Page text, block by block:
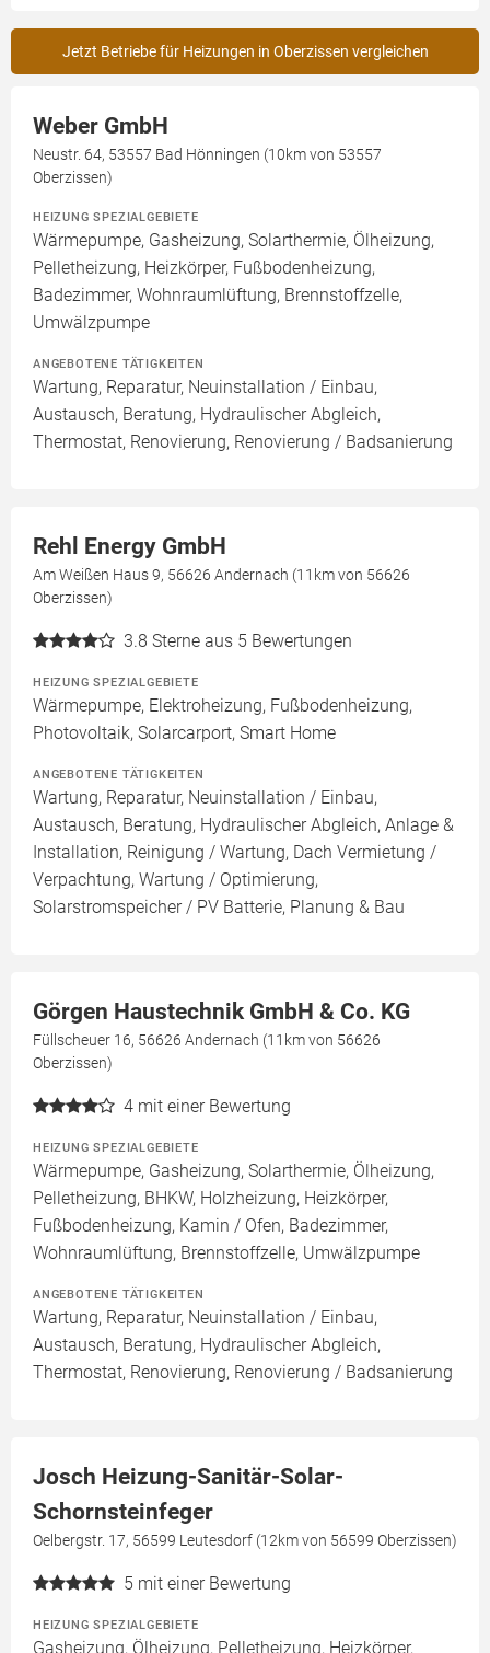
Jetzt Betriebe für Heizungen in Oberzissen vergleichen
Weber GmbH
Neustr. 64, 53557 Bad Hönningen (10km von 53557
Oberzissen)
HEIZUNG SPEZIALGEBIETE
Wärmepumpe, Gasheizung, Solarthermie, Ölheizung,
Pelletheizung, Heizkörper, Fußbodenheizung,
Badezimmer, Wohnraumlüftung, Brennstoffzelle,
Umwälzpumpe
ANGEBOTENE TÄTIGKEITEN
Wartung, Reparatur, Neuinstallation / Einbau,
Austausch, Beratung, Hydraulischer Abgleich,
Thermostat, Renovierung, Renovierung / Badsanierung
Rehl Energy GmbH
Am Weißen Haus 9, 56626 Andernach (11km von 56626
Oberzissen)
3.8 Sterne aus 5 Bewertungen
HEIZUNG SPEZIALGEBIETE
Wärmepumpe, Elektroheizung, Fußbodenheizung,
Photovoltaik, Solarcarport, Smart Home
ANGEBOTENE TÄTIGKEITEN
Wartung, Reparatur, Neuinstallation / Einbau,
Austausch, Beratung, Hydraulischer Abgleich, Anlage &
Installation, Reinigung / Wartung, Dach Vermietung /
Verpachtung, Wartung / Optimierung,
Solarstromspeicher / PV Batterie, Planung & Bau
Görgen Haustechnik GmbH & Co. KG
Füllscheuer 16, 56626 Andernach (11km von 56626
Oberzissen)
4 mit einer Bewertung
HEIZUNG SPEZIALGEBIETE
Wärmepumpe, Gasheizung, Solarthermie, Ölheizung,
Pelletheizung, BHKW, Holzheizung, Heizkörper,
Fußbodenheizung, Kamin / Ofen, Badezimmer,
Wohnraumlüftung, Brennstoffzelle, Umwälzpumpe
ANGEBOTENE TÄTIGKEITEN
Wartung, Reparatur, Neuinstallation / Einbau,
Austausch, Beratung, Hydraulischer Abgleich,
Thermostat, Renovierung, Renovierung / Badsanierung
Josch Heizung-Sanitär-Solar-
Schornsteinfeger
Oelbergstr. 17, 56599 Leutesdorf (12km von 56599 Oberzissen)
5 mit einer Bewertung
HEIZUNG SPEZIALGEBIETE
Gasheizung, Ölheizung, Pelletheizung, Heizkörper,